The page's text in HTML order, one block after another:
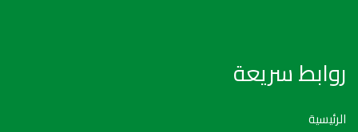
روابط سريعة
الرئيسية